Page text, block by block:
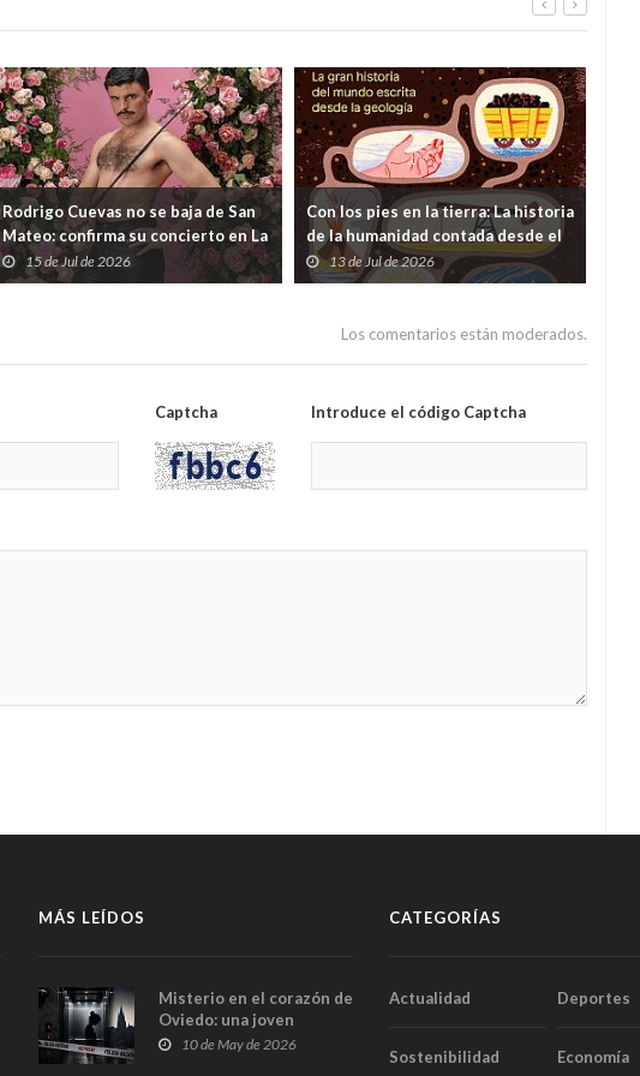
Rodrigo Cuevas no se baja de San
Mateo: confirma su concierto en La
Ería tras las dudas lanzadas desde
el Ayuntamiento
15 de Jul de 2026
Con los pies en la tierra: La historia
de la humanidad contada desde el
subsuelo
13 de Jul de 2026
Los comentarios están moderados.
Captcha Introduce el código Captcha
MÁS LEÍDOS
Misterio en el corazón de
Oviedo: una joven
aparece muerta dentro
10 de May de 2026
CATEGORÍAS
Actualidad Deportes
Sostenibilidad Economía